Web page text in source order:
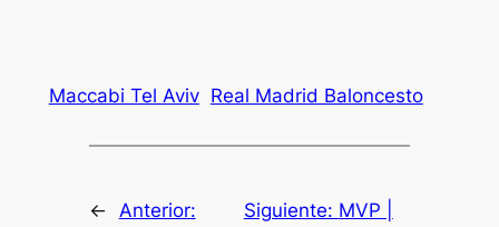
Maccabi Tel Aviv Real Madrid Baloncesto
← Anterior:
Siguiente: MVP |